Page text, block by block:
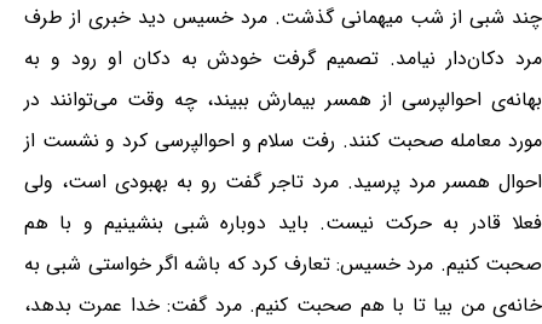
چند شبی از شب میهمانی گذشت. مرد خسیس دید خبری از طرف
مرد دکان‌دار نیامد. تصمیم گرفت خودش به دکان او رود و به
بهانه‌ی احوالپرسی از همسر بیمارش ببیند، چه وقت می‌توانند در
مورد معامله صحبت کنند. رفت سلام و احوالپرسی کرد و نشست از
احوال همسر مرد پرسید. مرد تاجر گفت رو به بهبودی است، ولی
فعلا قادر به حرکت نیست. باید دوباره شبی بنشینیم و با هم
صحبت کنیم. مرد خسیس: تعارف کرد که باشه اگر خواستی شبی به
خانه‌ی من بیا تا با هم صحبت کنیم. مرد گفت: خدا عمرت بدهد،